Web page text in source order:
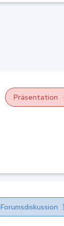
Präsentation
Forumsdiskussion